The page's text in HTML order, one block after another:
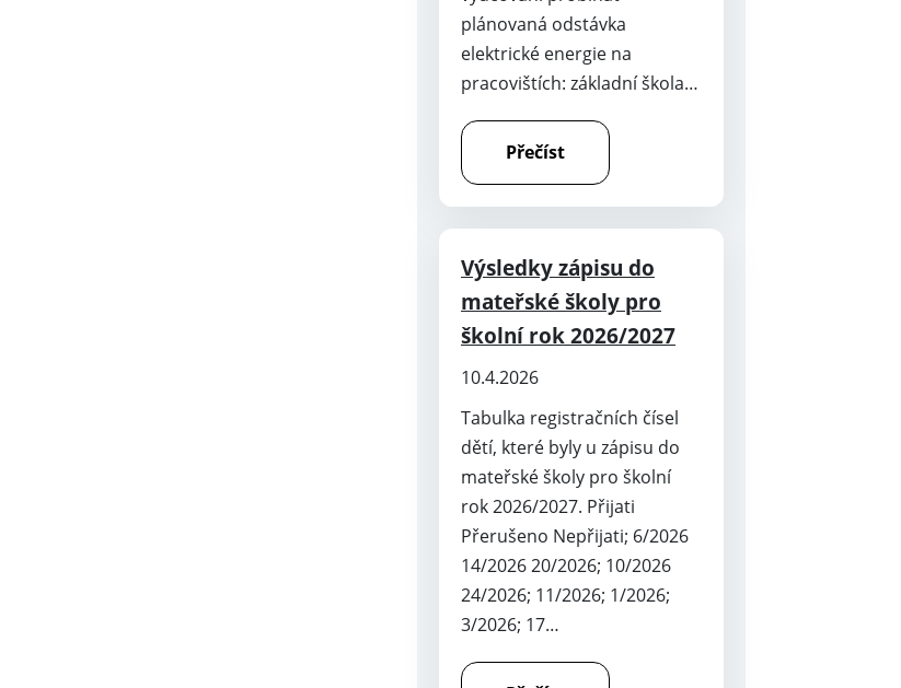
plánovaná odstávka
elektrické energie na
pracovištích: základní škola…
Přečíst
Výsledky zápisu do
mateřské školy pro
školní rok 2026/2027
10.4.2026
Tabulka registračních čísel
dětí, které byly u zápisu do
mateřské školy pro školní
rok 2026/2027. Přijati
Přerušeno Nepřijati; 6/2026
14/2026 20/2026; 10/2026
24/2026; 11/2026; 1/2026;
3/2026; 17…